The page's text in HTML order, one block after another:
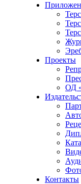
Проекты
ОД
Контакты